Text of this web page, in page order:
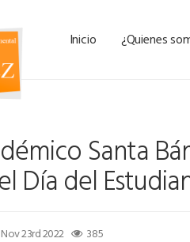
Inicio ¿Quienes
Santa
Día del
Nov 23rd 2022 385